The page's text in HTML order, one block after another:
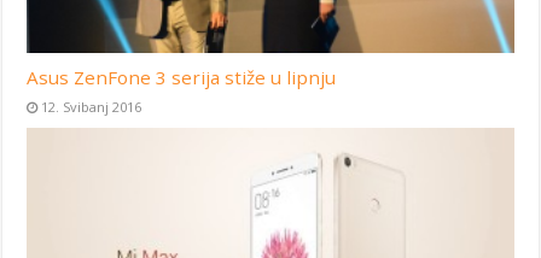
Asus ZenFone 3 serija stiže u lipnju
12. Svibanj 2016